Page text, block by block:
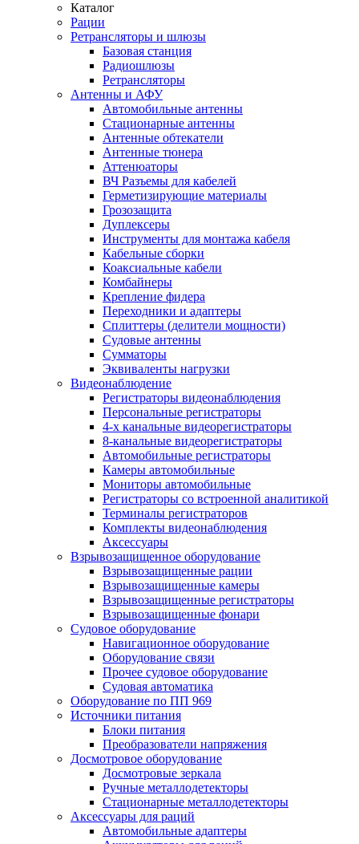
Каталог
Рации
Ретрансляторы и шлюзы
Базовая станция
Радиошлюзы
Ретрансляторы
Антенны и АФУ
Автомобильные антенны
Стационарные антенны
Антенные обтекатели
Антенные тюнера
Аттенюаторы
ВЧ Разъемы для кабелей
Герметизирующие материалы
Грозозащита
Дуплексеры
Инструменты для монтажа кабеля
Кабельные сборки
Коаксиальные кабели
Комбайнеры
Крепление фидера
Переходники и адаптеры
Сплиттеры (делители мощности)
Судовые антенны
Сумматоры
Эквиваленты нагрузки
Видеонаблюдение
Регистраторы видеонаблюдения
Персональные регистраторы
4-х канальные видеорегистраторы
8-канальные видеорегистраторы
Автомобильные регистраторы
Камеры автомобильные
Мониторы автомобильные
Регистраторы со встроенной аналитикой
Терминалы регистраторов
Комплекты видеонаблюдения
Аксессуары
Взрывозащищенное оборудование
Взрывозащищенные рации
Взрывозащищенные камеры
Взрывозащищенные регистраторы
Взрывозащищенные фонари
Судовое оборудование
Навигационное оборудование
Оборудование связи
Прочее судовое оборудование
Судовая автоматика
Оборудование по ПП 969
Источники питания
Блоки питания
Преобразователи напряжения
Досмотровое оборудование
Досмотровые зеркала
Ручные металлодетекторы
Стационарные металлодетекторы
Аксессуары для раций
Автомобильные адаптеры